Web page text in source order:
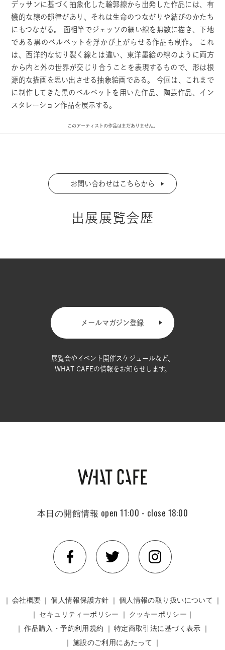
デッサンに基づく抽象化した輪郭線から出発した作品には、有
機的な線の韻律があり、それは生命のつながりや結びのかたち
にもつながる。 面相筆でジェッソの細い線を無数に描き、下地
である黒のベルベットを浮かび上がらせる作品も制作。 これ
は、西洋的な切り裂く線とは違い、東洋墨絵の線のように両方
から内と外の世界が交じり合うことを表現するもので、形は根
源的な描画を思い出させる抽象絵画である。 今回は、これまで
に制作してきた黒のベルベットを用いた作品、陶芸作品、イン
スタレーション作品を展示する。
このアーティストの作品はまだありません。
お問い合わせはこちらから
出展展覧会歴
メールマガジン登録
展覧会やイベント開催スケジュールなど、
WHAT CAFEの情報をお知らせします。
本日の開館情報 open 11:00 - close 18:00
｜ 会社概要 ｜個人情報保護方針 ｜ 個人情報の取り扱いについて ｜
｜ セキュリティーポリシー ｜ クッキーポリシー｜
｜作品購入・予約利用規約 ｜ 特定商取引法に基づく表示 ｜
｜ 施設のご利用にあたって ｜